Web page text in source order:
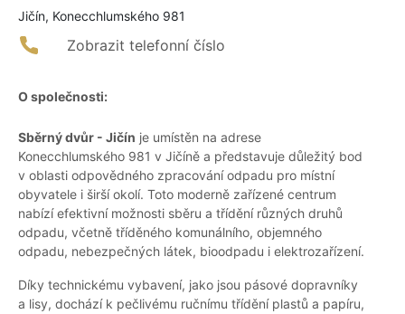
Jičín, Konecchlumského 981
Zobrazit telefonní číslo
O společnosti:
Sběrný dvůr - Jičín je umístěn na adrese
Konecchlumského 981 v Jičíně a představuje důležitý bod
v oblasti odpovědného zpracování odpadu pro místní
obyvatele i širší okolí. Toto moderně zařízené centrum
nabízí efektivní možnosti sběru a třídění různých druhů
odpadu, včetně tříděného komunálního, objemného
odpadu, nebezpečných látek, bioodpadu i elektrozařízení.
Díky technickému vybavení, jako jsou pásové dopravníky
a lisy, dochází k pečlivému ručnímu třídění plastů a papíru,